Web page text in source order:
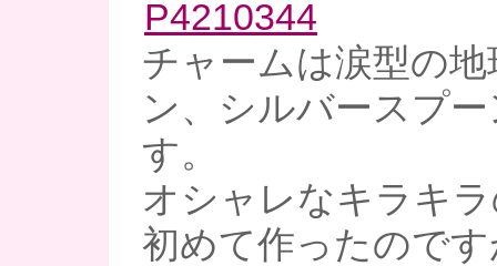
チャームは涙型の
ン、シルバースプ
す。
オシャレなキラキ
初めて作ったので